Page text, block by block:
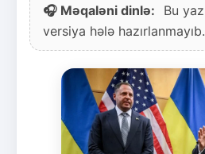
🎧 Məqaləni dinlə:
Bu
versiya hələ hazırlanmayıb.